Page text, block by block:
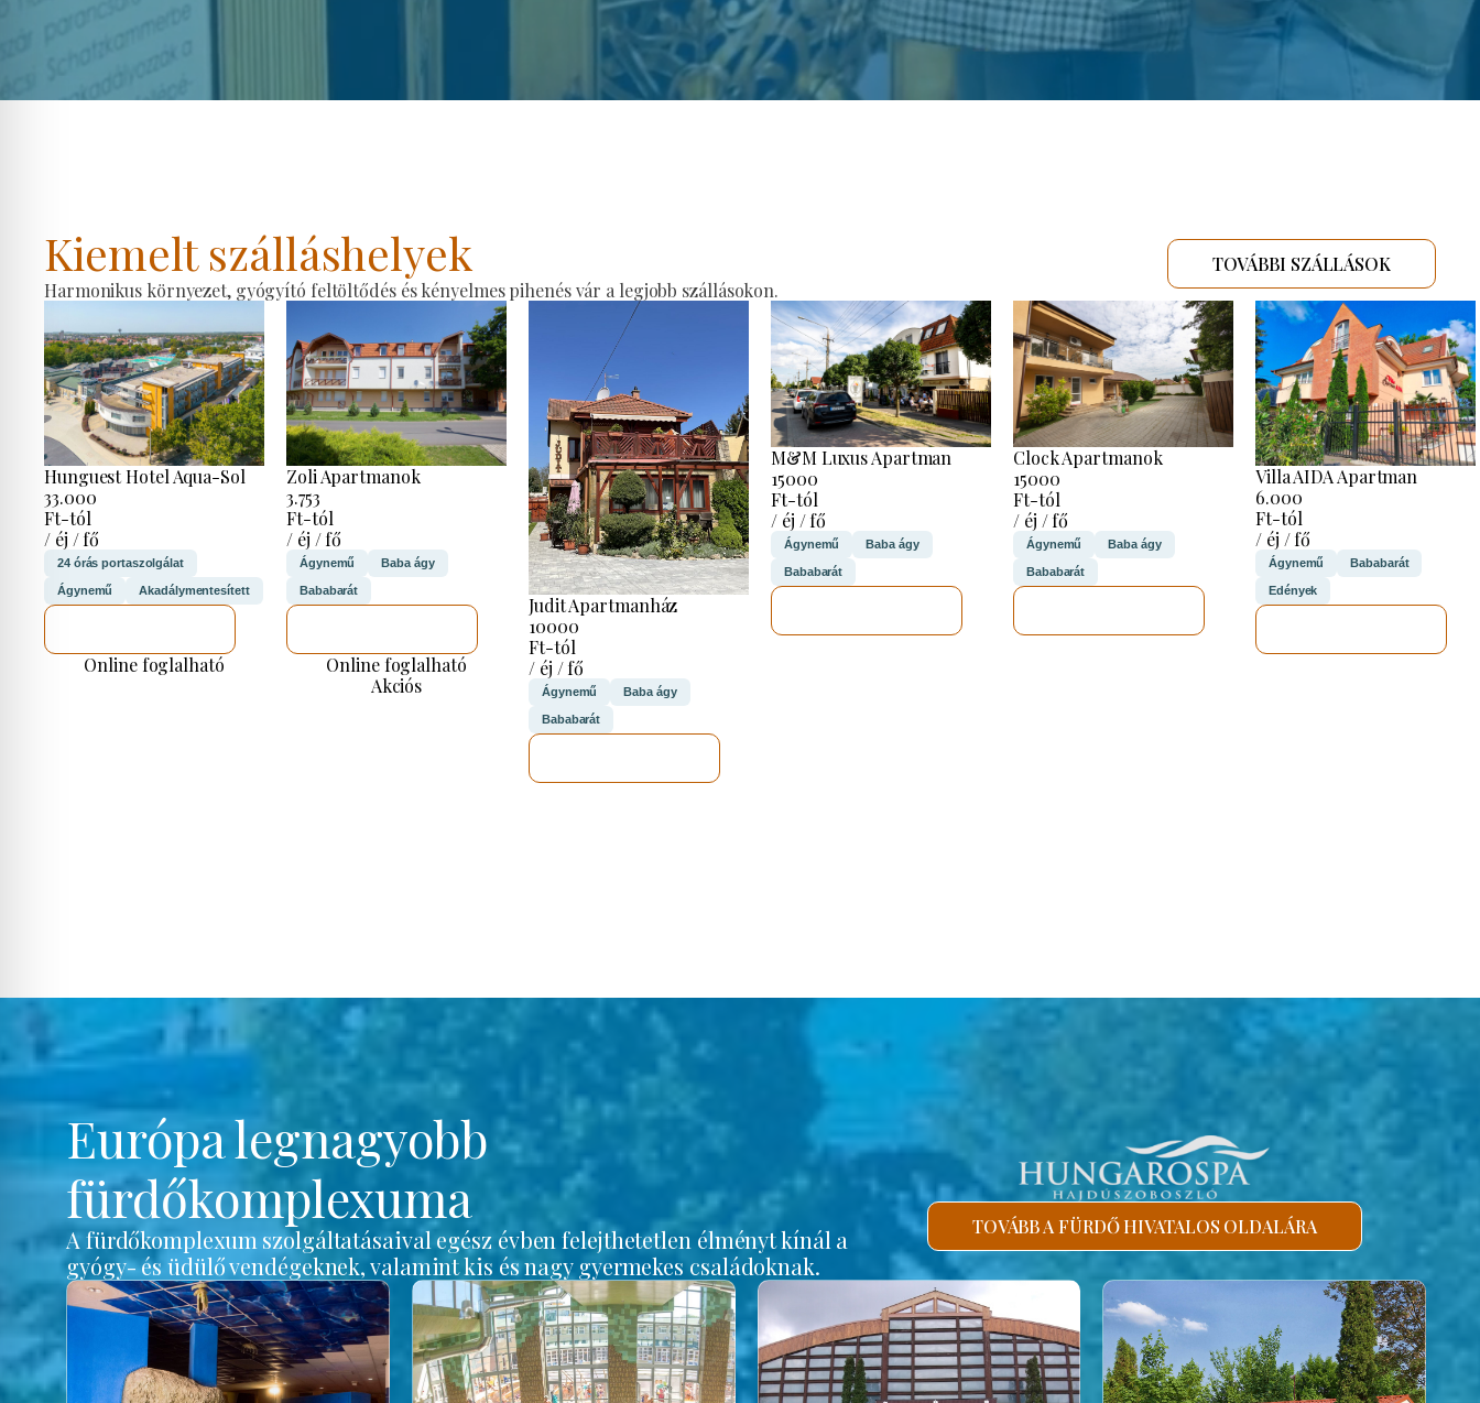
Kiemelt szálláshelyek
Harmonikus környezet, gyógyító feltöltődés és kényelmes pihenés vár a legjobb szállásokon.
TOVÁBBI SZÁLLÁSOK
Hunguest Hotel Aqua-Sol
33.000
Ft-tól
/ éj / fő
24 órás portaszolgálat
Ágynemű Akadálymentesített
Online foglalható
Zoli Apartmanok
3.753
Ft-tól
/ éj / fő
Ágynemű Baba ágy
Bababarát
Online foglalható
Akciós
Judit Apartmanház
10000
Ft-tól
/ éj / fő
Ágynemű Baba ágy
Bababarát
M&M Luxus Apartman
15000
Ft-tól
/ éj / fő
Ágynemű Baba ágy
Bababarát
Clock Apartmanok
15000
Ft-tól
/ éj / fő
Ágynemű Baba ágy
Bababarát
Villa AIDA Apartman
6.000
Ft-tól
/ éj / fő
Ágynemű Bababarát
Edények
Európa legnagyobb
fürdőkomplexuma
A fürdőkomplexum szolgáltatásaival egész évben felejthetetlen élményt kínál a
gyógy- és üdülő vendégeknek, valamint kis és nagy gyermekes családoknak.
TOVÁBB A FÜRDŐ HIVATALOS OLDALÁRA